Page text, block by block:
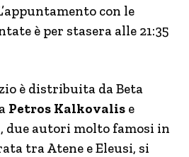
con le
è per stasera alle 21:35
è distribuita da Beta
Petros Kalkovalis e
, due autori molto famosi in
tra Atene e Eleusi, si